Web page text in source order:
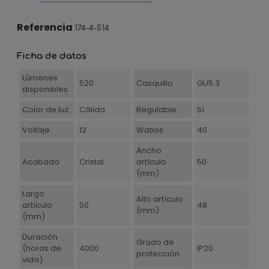
Referencia 174-4-514
Ficha de datos
Lúmenes
disponibles
520 Casquillo GU5.3
Color de luz Cálida Regulable
Sí
Voltaje
12 Watios 40
Acabado Cristal
Ancho
artículo
(mm)
50
Largo
artículo
(mm)
50
Alto artículo
(mm)
48
Duración
(horas de
vida)
4000
Grado de
protección
IP20